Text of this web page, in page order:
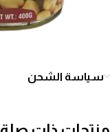
سياسة الشحن